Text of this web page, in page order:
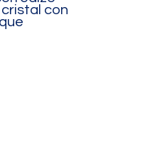
con